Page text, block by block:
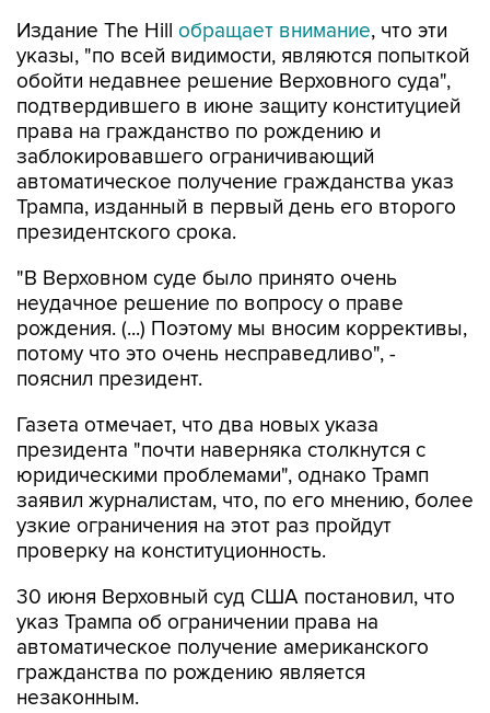
Издание The Hill обращает внимание, что эти
указы, "по всей видимости, являются попыткой
обойти недавнее решение Верховного суда",
подтвердившего в июне защиту конституцией
права на гражданство по рождению и
заблокировавшего ограничивающий
автоматическое получение гражданства указ
Трампа, изданный в первый день его второго
президентского срока.
"В Верховном суде было принято очень
неудачное решение по вопросу о праве
рождения. (...) Поэтому мы вносим коррективы,
потому что это очень несправедливо", -
пояснил президент.
Газета отмечает, что два новых указа
президента "почти наверняка столкнутся с
юридическими проблемами", однако Трамп
заявил журналистам, что, по его мнению, более
узкие ограничения на этот раз пройдут
проверку на конституционность.
30 июня Верховный суд США постановил, что
указ Трампа об ограничении права на
автоматическое получение американского
гражданства по рождению является
незаконным.